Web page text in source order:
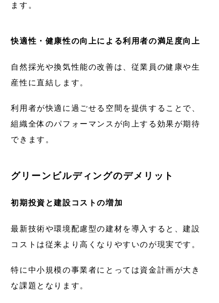
ます。
快適性・健康性の向上による利用者の満足度向上
自然採光や換気性能の改善は、従業員の健康や生
産性に直結します。
利用者が快適に過ごせる空間を提供することで、
組織全体のパフォーマンスが向上する効果が期待
できます。
グリーンビルディングのデメリット
初期投資と建設コストの増加
最新技術や環境配慮型の建材を導入すると、建設
コストは従来より高くなりやすいのが現実です。
特に中小規模の事業者にとっては資金計画が大き
な課題となります。